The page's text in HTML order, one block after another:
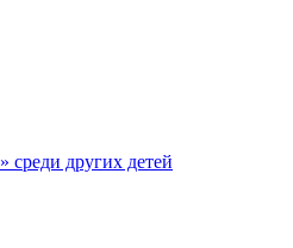
среди других детей